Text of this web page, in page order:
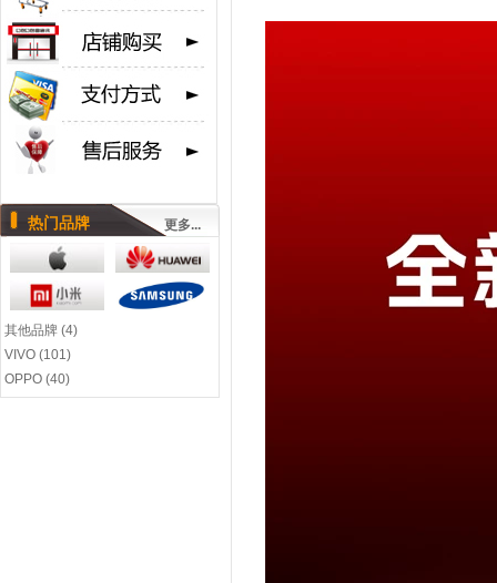
热门品牌 更多...
其他品牌 (4)
VIVO (101)
OPPO (40)